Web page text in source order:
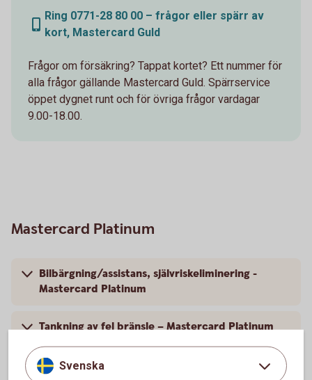
Ring 0771-28 80 00 – frågor eller spärr av
kort, Mastercard Guld
Frågor om försäkring? Tappat kortet? Ett nummer för
alla frågor gällande Mastercard Guld. Spärrservice
öppet dygnet runt och för övriga frågor vardagar
9.00-18.00.
Mastercard Platinum
Bilbärgning/assistans, självriskeliminering -
Mastercard Platinum
Tankning av fel bränsle – Mastercard Platinum
Villkor - Mastercard Platinum
Svenska